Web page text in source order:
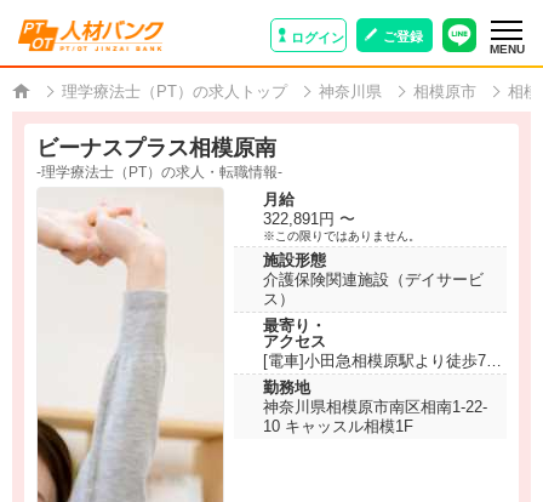
ログイン ご登録
MENU
理学療法士（PT）の求人トップ 神奈川県 相模原市 相模
ビーナスプラス相模原南
-理学療法士（PT）の求人・転職情報-
月給
322,891円 〜
※この限りではありません。
施設形態
介護保険関連施設（デイサービ
ス）
最寄り・
アクセス
[電車]小田急相模原駅より徒歩7分
勤務地
神奈川県相模原市南区相南1-22-
10 キャッスル相模1F